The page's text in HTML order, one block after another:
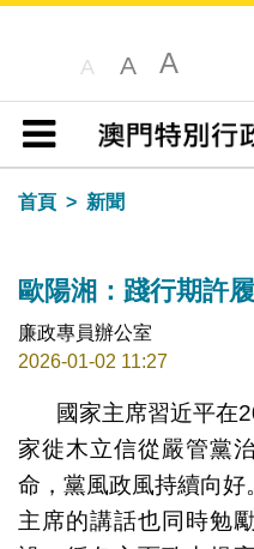
A A A
目錄
首頁
新聞
歐陽湘：踐行期許
廉政專員辦公室
2026-01-02 11:27
國家主席習近平在
家徙木立信從嚴管黨
命，黨風政風持續向
主席的講話也同時勉